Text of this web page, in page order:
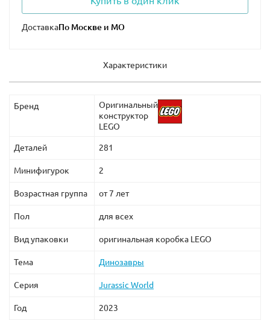
Приобрести набор Лего 75942 можно на сайте нашего
Доставка
Характеристики
Бренд
Оригинальный
конструктор
LEGO
Деталей 281
Минифигурок 2
Возрастная группа от 7 лет
Пол для всех
Вид упаковки оригинальная коробка LEGO
Тема Динозавры
Серия Jurassic World
Год 2023